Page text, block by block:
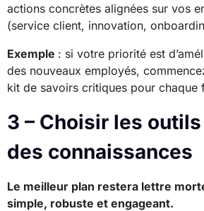
actions concrètes alignées sur vos
(service client, innovation,
Exemple : si votre priorité est
des nouveaux employés,
kit de savoirs critiques pour chaque
3 – Choisir les
des connaissances
Le meilleur plan restera lettre
simple, robuste et engageant.